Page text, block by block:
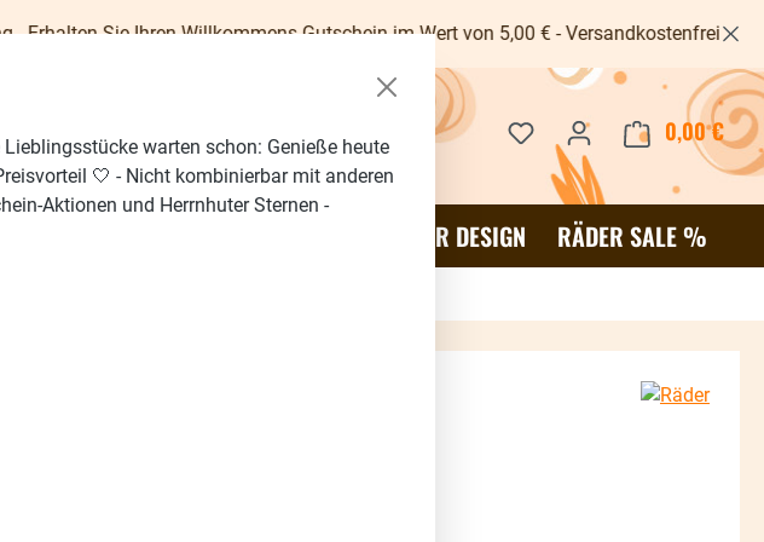
Ihren Willkommens-Gutschein im Wert von 5,00 € - Versandkostenfrei ab 40€ -
Du hast 0 Produkte auf dem
0,00 €
RÄDER DESIGN RÄDER SALE %
Lieblingsstücke warten schon: Genieße heute
🤍 - Nicht kombinierbar mit anderen
Aktionen und Herrnhuter Sternen -